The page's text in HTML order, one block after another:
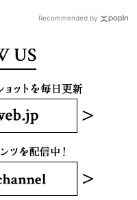
Recommended by
US